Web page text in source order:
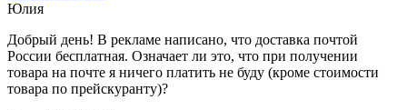
Юлия
Добрый день! В рекламе написано, что доставка почтой
России бесплатная. Означает ли это, что при получении
товара на почте я ничего платить не буду (кроме стоимости
товара по прейскуранту)?